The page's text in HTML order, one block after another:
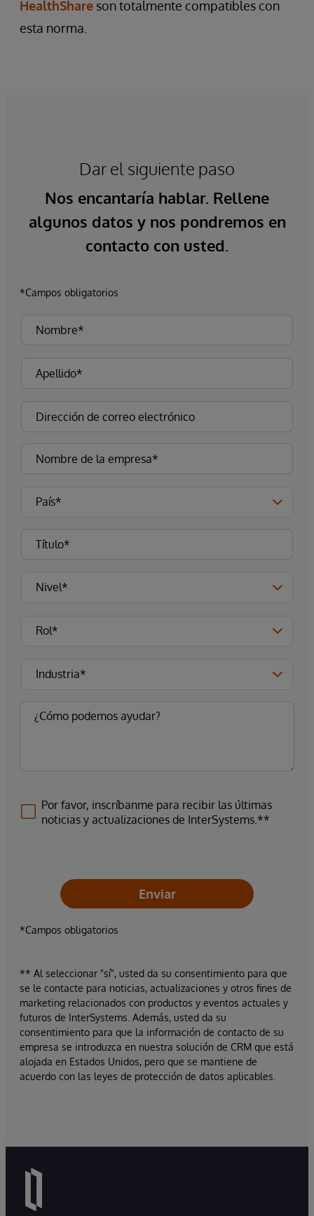
HealthShare son totalmente compatibles con
esta norma.
Dar el siguiente paso
Nos encantaría hablar. Rellene
algunos datos y nos pondremos en
contacto con usted.
*Campos obligatorios
Por favor, inscríbanme para recibir las últimas
noticias y actualizaciones de InterSystems.**
Enviar
*Campos obligatorios
** Al seleccionar "sí", usted da su consentimiento para que
se le contacte para noticias, actualizaciones y otros fines de
marketing relacionados con productos y eventos actuales y
futuros de InterSystems. Además, usted da su
consentimiento para que la información de contacto de su
empresa se introduzca en nuestra solución de CRM que está
alojada en Estados Unidos, pero que se mantiene de
acuerdo con las leyes de protección de datos aplicables.